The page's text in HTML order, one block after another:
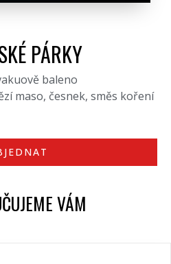
PÁRKY
baleno
maso, česnek, směs koření
VÁM